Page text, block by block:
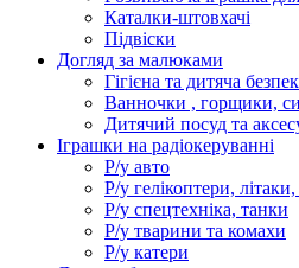
Каталки-штовхачі
Підвіски
Догляд за малюками
Гігієна та дитяча
Ванночки , горщики,
Дитячий посуд та
Іграшки на радіокеруванні
Р/у авто
Р/у гелікоптери,
Р/у спецтехніка, танки
Р/у тварини та комахи
Р/у катери